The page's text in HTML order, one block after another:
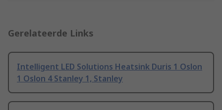
Gerelateerde Links
Intelligent LED Solutions Heatsink Duris 1 Oslon
1 Oslon 4 Stanley 1, Stanley